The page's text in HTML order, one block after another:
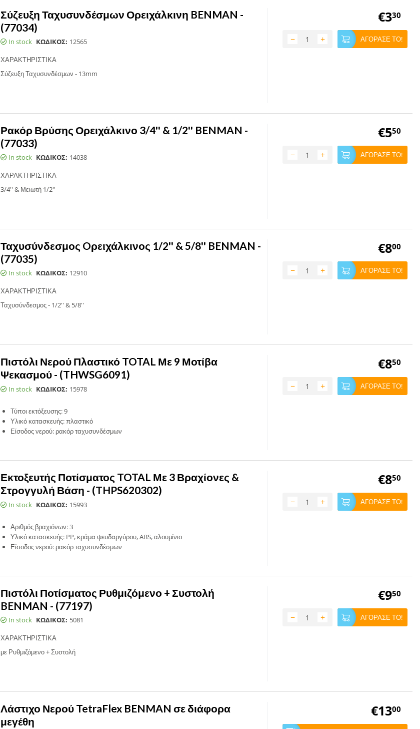
Σύζευξη Ταχυσυνδέσμων Ορειχάλκινη BENMAN -
(77034)
In stock ΚΩΔΙΚΟΣ: 12565
ΧΑΡΑΚΤΗΡΙΣΤΙΚΑ
Σύζευξη Ταχυσυνδέσμων - 13mm
€330
+
− ΑΓΟΡΑΣΕ ΤΟ!
Ρακόρ Βρύσης Ορειχάλκινο 3/4'' & 1/2'' BENMAN -
(77033)
In stock ΚΩΔΙΚΟΣ: 14038
ΧΑΡΑΚΤΗΡΙΣΤΙΚΑ
3/4'' & Μειωτή 1/2''
€550
+
− ΑΓΟΡΑΣΕ ΤΟ!
Ταχυσύνδεσμος Oρειχάλκινος 1/2'' & 5/8'' BENMAN -
(77035)
In stock ΚΩΔΙΚΟΣ: 12910
ΧΑΡΑΚΤΗΡΙΣΤΙΚΑ
Ταχυσύνδεσμος - 1/2'' & 5/8''
€800
+
− ΑΓΟΡΑΣΕ ΤΟ!
Πιστόλι Νερού Πλαστικό TOTAL Με 9 Μοτίβα
Ψεκασμού - (THWSG6091)
In stock ΚΩΔΙΚΟΣ: 15978
Τύποι εκτόξευσης: 9
Υλικό κατασκευής: πλαστικό
Είσοδος νερού: ρακόρ ταχυσυνδέσμων
€850
+
− ΑΓΟΡΑΣΕ ΤΟ!
Εκτοξευτής Ποτίσματος TOTAL Με 3 Βραχίονες &
Στρογγυλή Βάση - (THPS620302)
In stock ΚΩΔΙΚΟΣ: 15993
Αριθμός βραχιόνων: 3
Υλικό κατασκευής: PP, κράμα ψευδαργύρου, ABS, αλουμίνιο
Είσοδος νερού: ρακόρ ταχυσυνδέσμων
€850
+
− ΑΓΟΡΑΣΕ ΤΟ!
Πιστόλι Ποτίσματος Ρυθμιζόμενο + Συστολή
BENMAN - (77197)
In stock ΚΩΔΙΚΟΣ: 5081
ΧΑΡΑΚΤΗΡΙΣΤΙΚΑ
με Ρυθμιζόμενο + Συστολή
€950
+
− ΑΓΟΡΑΣΕ ΤΟ!
Λάστιχο Νερού TetraFlex BENMAN σε διάφορα
μεγέθη
€1300